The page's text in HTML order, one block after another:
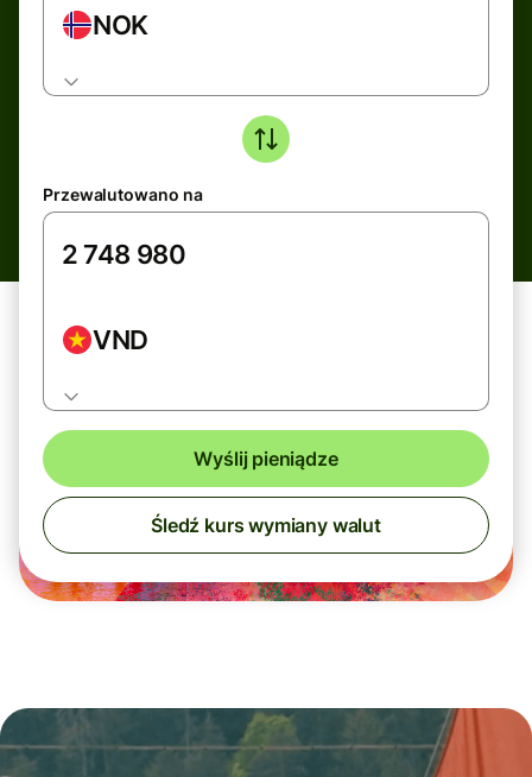
NOK
Przewalutowano na
VND
Wyślij pieniądze
Śledź kurs wymiany walut